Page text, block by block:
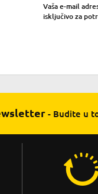
Vaša e-mail
isključivo za
- Budite u